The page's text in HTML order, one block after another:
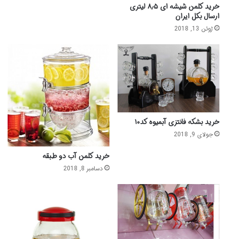
خرید کلمن شیشه ای ۸٫۵ لیتری
ارسال بکل ایران
ژوئن 13, 2018
خرید بشکه فانتزی آبمیوه کد۱۰
جولای 9, 2018
خرید کلمن آب دو طبقه
دسامبر 8, 2018